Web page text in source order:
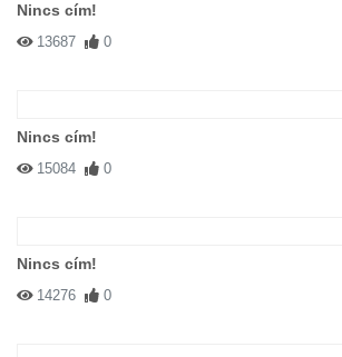
Nincs cím!
13687 0
Nincs cím!
15084 0
Nincs cím!
14276 0